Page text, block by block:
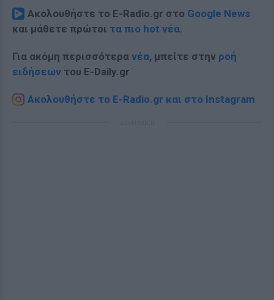
Ακολουθήστε το E-Radio.gr στο Google News
και μάθετε πρώτοι τα πιο hot νέα.
Για ακόμη περισσότερα νέα, μπείτε στην ροή
ειδήσεων του E-Daily.gr
Ακολουθήστε το E-Radio.gr και στο Instagram